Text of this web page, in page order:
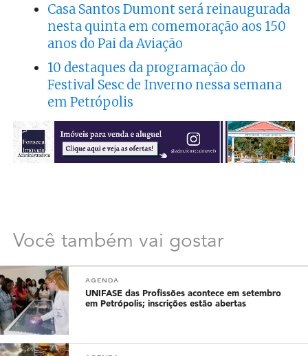
Casa Santos Dumont será reinaugurada
nesta quinta em comemoração aos 150
anos do Pai da Aviação
10 destaques da programação do
Festival Sesc de Inverno nessa semana
em Petrópolis
Você também vai gostar
AGENDA
UNIFASE das Profissões acontece em setembro
em Petrópolis; inscrições estão abertas